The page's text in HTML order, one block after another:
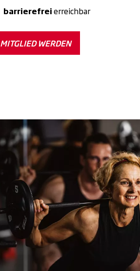
barrierefreierreichbar
MITGLIED WERDEN
Community für mehr
Getränke-Flat:
Mineralgetränke für volle
und freien Gewichten
RECOVERY:Mit dem
Performance nach
für die nächste Session.
Wellness-Bereich:
für maximale Erholung.